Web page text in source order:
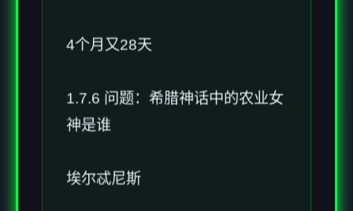
4个月又28天
1.7.6 问题：希腊神话中的农业女
神是谁
埃尔忒尼斯